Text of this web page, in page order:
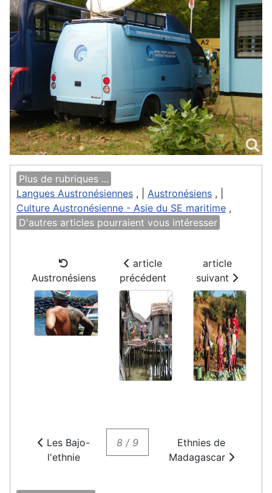
Plus de rubriques ...
Langues Austronésiennes , | Austronésiens , |
Culture Austronésienne - Asie du SE maritime ,
D'autres articles pourraient vous intéresser
Austronésiens
article
précédent
article
suivant
Les Bajo-
l'ethnie
8 / 9
Ethnies de
Madagascar